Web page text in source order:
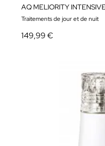
Traitements de jour et de nuit
149,99 €